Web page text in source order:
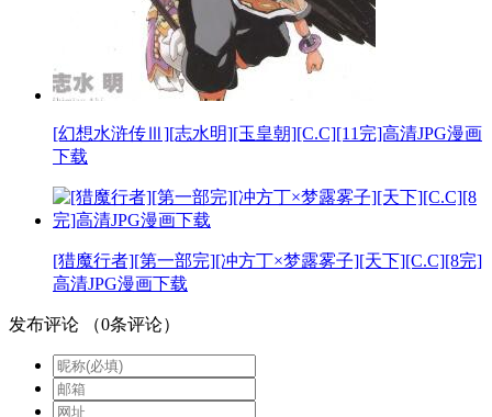
[幻想水浒传Ⅲ][志水明][玉皇朝][C.C][11完]高清JPG漫画
下载
[猎魔行者][第一部完][冲方丁×梦露雾子][天下][C.C][8完]
高清JPG漫画下载
发布评论 （0条评论）